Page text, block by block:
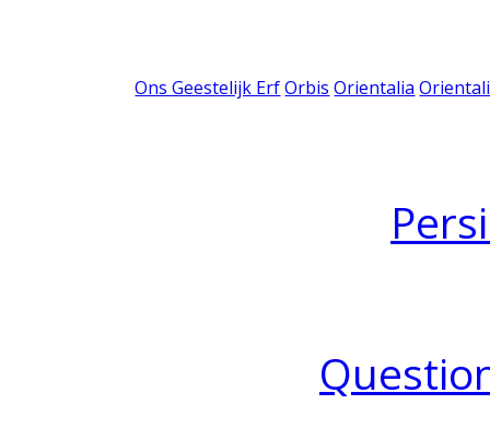
Ons Geestelijk Erf Orbis Orientalia